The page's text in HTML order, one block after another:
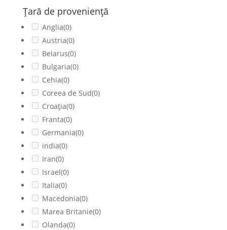
Ţară de provenienţă
Anglia(0)
Austria(0)
Belarus(0)
Bulgaria(0)
Cehia(0)
Coreea de Sud(0)
Croația(0)
Franta(0)
Germania(0)
india(0)
Iran(0)
Israel(0)
Italia(0)
Macedonia(0)
Marea Britanie(0)
Olanda(0)